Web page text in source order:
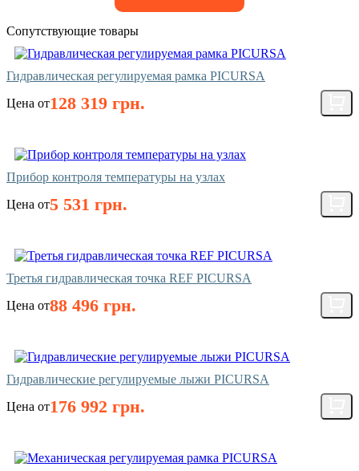
Сопутствующие товары
Гидравлическая регулируемая рамка PICURSA
Цена от128 319 грн.
Прибор контроля температуры на узлах
Цена от5 531 грн.
Третья гидравлическая точка REF PICURSA
Цена от88 496 грн.
Гидравлические регулируемые лыжи PICURSA
Цена от176 992 грн.